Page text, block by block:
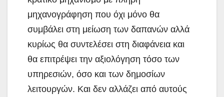
μηχανογράφηση που όχι μόνο θα
συμβάλει στη μείωση των δαπανών αλλά
κυρίως θα συντελέσει στη διαφάνεια και
θα επιτρέψει την αξιολόγηση τόσο των
υπηρεσιών, όσο και των δημοσίων
λειτουργών. Και δεν αλλάζει από αυτούς